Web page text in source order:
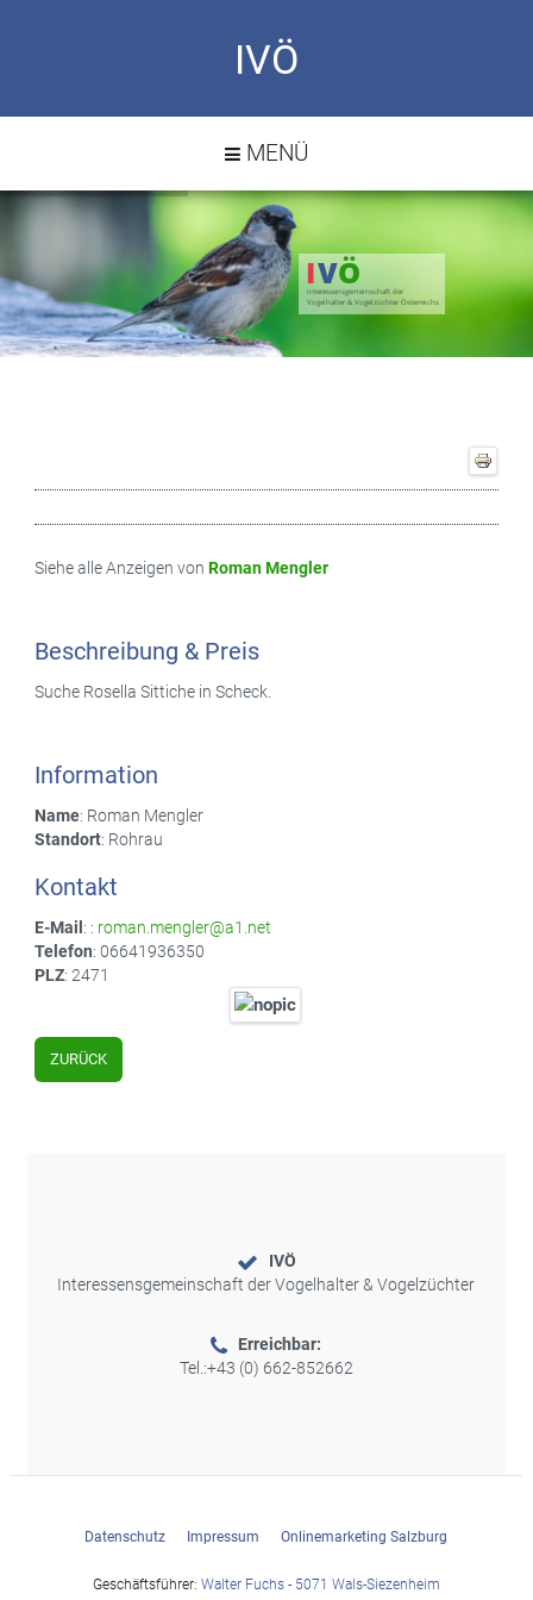
IVÖ
MENÜ
Interessensgemeinschaft der
Vogelhalter & Vogelzüchter Österreichs
IVÖ
Siehe alle Anzeigen von Roman Mengler
Beschreibung & Preis
Suche Rosella Sittiche in Scheck.
Information
Name: Roman Mengler
Standort: Rohrau
Kontakt
E-Mail : : roman.mengler@a1.net
Telefon: 06641936350
PLZ: 2471
ZURÜCK
IVÖ
Interessensgemeinschaft der Vogelhalter & Vogelzüchter
Erreichbar:
Tel.:+43 (0) 662-852662
Datenschutz Impressum Onlinemarketing Salzburg
Geschäftsführer: Walter Fuchs - 5071 Wals-Siezenheim